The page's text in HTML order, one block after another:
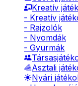
Kreatív
- Kreatív
- Rajzolók
- Nyomdák
- Gyurmák
Asztali
Nyári